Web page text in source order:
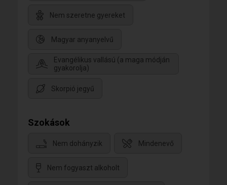
Nem szeretne gyereket
Magyar anyanyelvű
Evangélikus vallású (a maga módján
gyakorolja)
Skorpió jegyű
Szokások
Nem dohányzik Mindenevő
Nem fogyaszt alkoholt